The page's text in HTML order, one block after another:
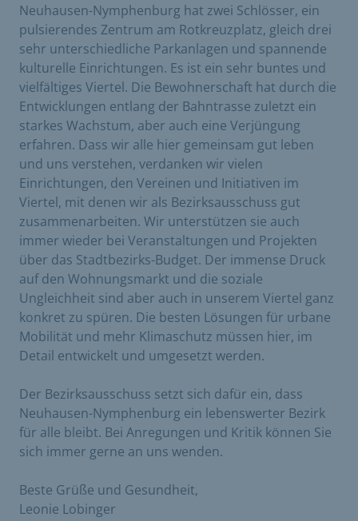
Neuhausen-Nymphenburg hat zwei Schlösser, ein
pulsierendes Zentrum am Rotkreuzplatz, gleich drei
sehr unterschiedliche Parkanlagen und spannende
kulturelle Einrichtungen. Es ist ein sehr buntes und
vielfältiges Viertel. Die Bewohnerschaft hat durch die
Entwicklungen entlang der Bahntrasse zuletzt ein
starkes Wachstum, aber auch eine Verjüngung
erfahren. Dass wir alle hier gemeinsam gut leben
und uns verstehen, verdanken wir vielen
Einrichtungen, den Vereinen und Initiativen im
Viertel, mit denen wir als Bezirksausschuss gut
zusammenarbeiten. Wir unterstützen sie auch
immer wieder bei Veranstaltungen und Projekten
über das Stadtbezirks-Budget. Der immense Druck
auf den Wohnungsmarkt und die soziale
Ungleichheit sind aber auch in unserem Viertel ganz
konkret zu spüren. Die besten Lösungen für urbane
Mobilität und mehr Klimaschutz müssen hier, im
Detail entwickelt und umgesetzt werden.
Der Bezirksausschuss setzt sich dafür ein, dass
Neuhausen-Nymphenburg ein lebenswerter Bezirk
für alle bleibt. Bei Anregungen und Kritik können Sie
sich immer gerne an uns wenden.
Beste Grüße und Gesundheit,
Leonie Lobinger